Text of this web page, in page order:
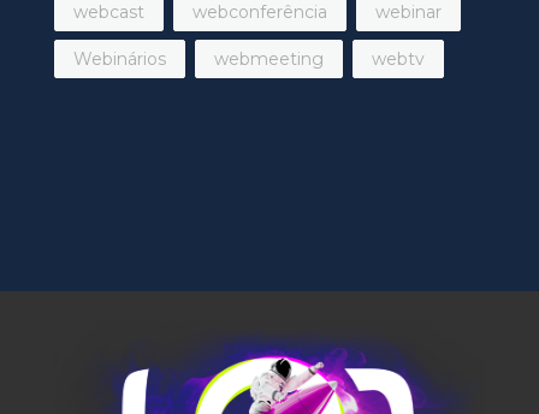
webcast webconferência webinar
Webinários webmeeting webtv